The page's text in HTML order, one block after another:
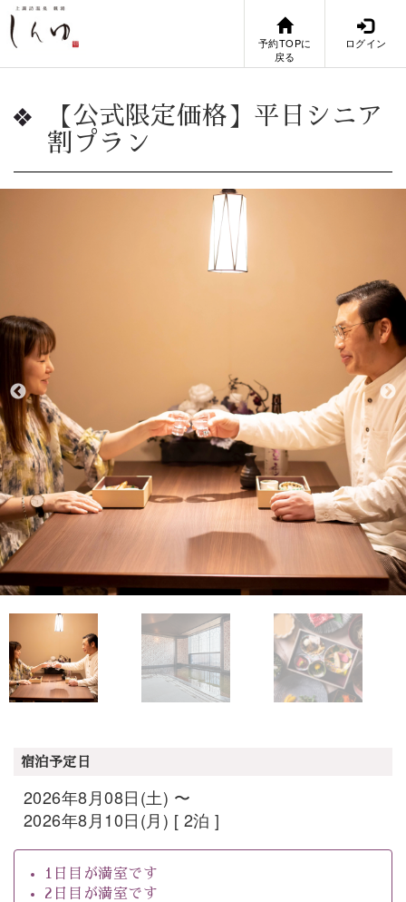
予約TOPに
戻る
ログイン
【公式限定価格】平日シニア
割プラン
宿泊予定日
2026年8月08日(土) 〜
2026年8月10日(月) [ 2泊 ]
1日目が満室です
2日目が満室です